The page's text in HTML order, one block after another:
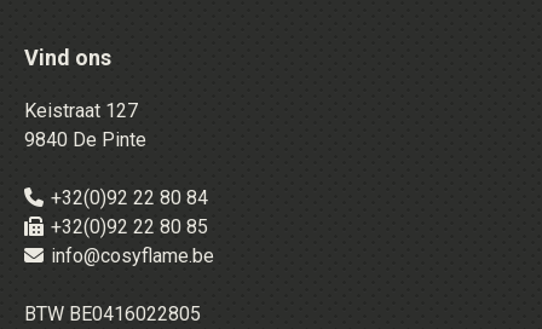
Vind ons
Keistraat 127
9840 De Pinte
+32(0)92 22 80 84
+32(0)92 22 80 85
info@cosyflame.be
BTW BE0416022805